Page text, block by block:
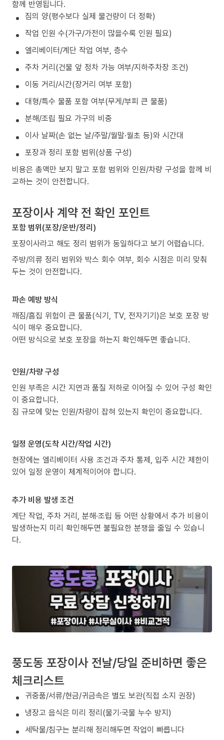
함께 반영됩니다.
짐의 양(평수보다 실제 물건량이 더 정확)
작업 인원 수(가구/가전이 많을수록 인원 필요)
엘리베이터/계단 작업 여부, 층수
주차 거리(건물 앞 정차 가능 여부/지하주차장 조건)
이동 거리/시간(장거리 여부 포함)
대형/특수 물품 포함 여부(무게/부피 큰 물품)
분해/조립 필요 가구의 비중
이사 날짜(손 없는 날/주말/월말·월초 등)와 시간대
포장과 정리 포함 범위(상품 구성)
비용은 총액만 보지 말고 포함 범위와 인원/차량 구성을 함께 비
교하는 것이 안전합니다.
포장이사 계약 전 확인 포인트
포함 범위(포장/운반/정리)
포장이사라고 해도 정리 범위가 동일하다고 보기 어렵습니다.
주방/의류 정리 범위와 박스 회수 여부, 회수 시점은 미리 맞춰
두는 것이 안전합니다.
파손 예방 방식
깨짐/흠집 위험이 큰 물품(식기, TV, 전자기기)은 보호 포장 방
식이 매우 중요합니다.
어떤 방식으로 보호 포장을 하는지 확인해두면 좋습니다.
인원/차량 구성
인원 부족은 시간 지연과 품질 저하로 이어질 수 있어 구성 확인
이 중요합니다.
짐 규모에 맞는 인원/차량이 잡혀 있는지 확인이 중요합니다.
일정 운영(도착 시간/작업 시간)
현장에는 엘리베이터 사용 조건과 주차 통제, 입주 시간 제한이
있어 일정 운영이 체계적이어야 합니다.
추가 비용 발생 조건
계단 작업, 주차 거리, 분해·조립 등 어떤 상황에서 추가 비용이
발생하는지 미리 확인해두면 불필요한 분쟁을 줄일 수 있습니
다.
풍도동 포장이사 전날/당일 준비하면 좋은
체크리스트
귀중품/서류/현금/귀금속은 별도 보관(직접 소지 권장)
냉장고 음식은 미리 정리(물기·국물 누수 방지)
세탁물/침구는 분리해 정리해두면 작업이 빠릅니다